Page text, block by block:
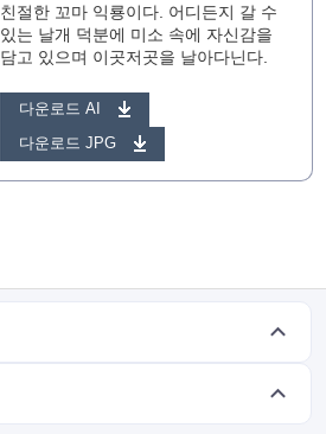
친절한 꼬마 익룡이다. 어디든지 갈 수
있는 날개 덕분에 미소 속에 자신감을
담고 있으며 이곳저곳을 날아다닌다.
다운로드 AI
다운로드 JPG